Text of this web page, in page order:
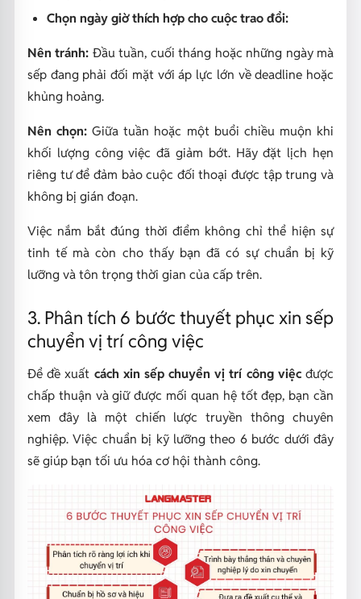
Chọn ngày giờ thích hợp cho cuộc trao đổi:
Nên tránh: Đầu tuần, cuối tháng hoặc những ngày mà
sếp đang phải đối mặt với áp lực lớn về deadline hoặc
khủng hoảng.
Nên chọn: Giữa tuần hoặc một buổi chiều muộn khi
khối lượng công việc đã giảm bớt. Hãy đặt lịch hẹn
riêng tư để đảm bảo cuộc đối thoại được tập trung và
không bị gián đoạn.
Việc nắm bắt đúng thời điểm không chỉ thể hiện sự
tinh tế mà còn cho thấy bạn đã có sự chuẩn bị kỹ
lưỡng và tôn trọng thời gian của cấp trên.
3. Phân tích 6 bước thuyết phục xin sếp
chuyển vị trí công việc
Để đề xuất cách xin sếp chuyển vị trí công việcđược
chấp thuận và giữ được mối quan hệ tốt đẹp, bạn cần
xem đây là một chiến lược truyền thông chuyên
nghiệp. Việc chuẩn bị kỹ lưỡng theo 6 bước dưới đây
sẽ giúp bạn tối ưu hóa cơ hội thành công.